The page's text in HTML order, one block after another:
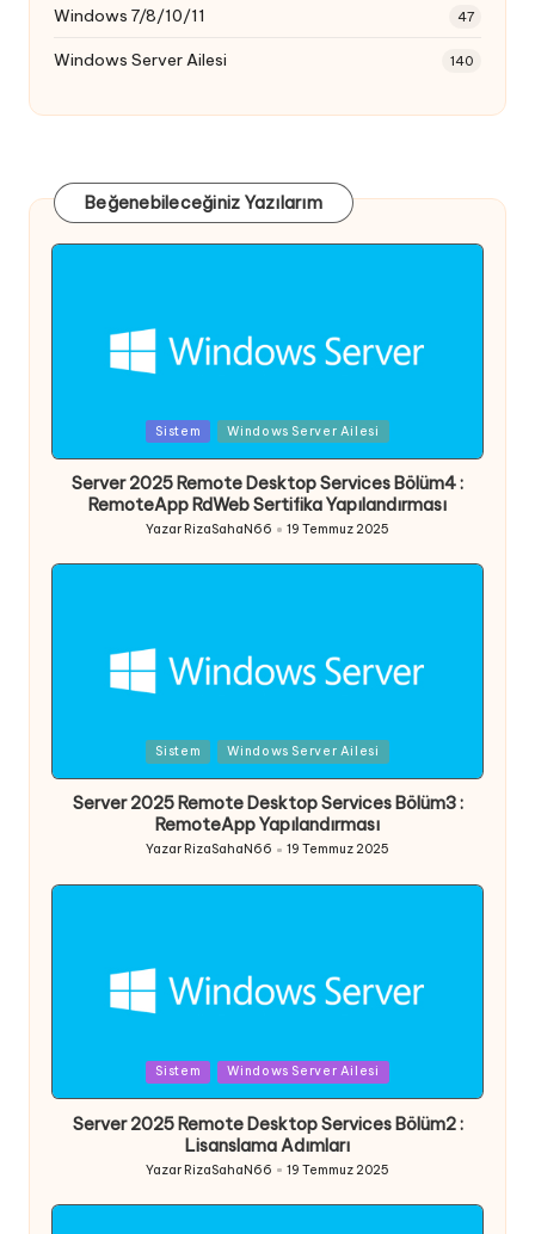
Windows 7/8/10/11 47
Windows Server Ailesi 140
Beğenebileceğiniz Yazılarım
in
Sistem Windows Server Ailesi
Server 2025 Remote Desktop Services Bölüm4 :
RemoteApp RdWeb Sertifika Yapılandırması
Posted
by
Yazar RizaSahaN66 19 Temmuz 2025
in
Sistem Windows Server Ailesi
Server 2025 Remote Desktop Services Bölüm3 :
RemoteApp Yapılandırması
Yazar RizaSahaN66 19 Temmuz 2025
in
Sistem Windows Server Ailesi
Server 2025 Remote Desktop Services Bölüm2 :
Lisanslama Adımları
Posted
Yazar RizaSahaN66 19 Temmuz 2025